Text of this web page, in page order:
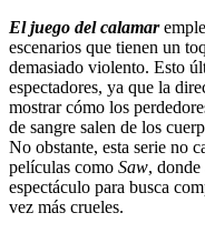
El juego del calamar
escenarios que tienen un
demasiado violento. Esto
espectadores, ya que la
mostrar cómo los
de sangre salen de los
No obstante, esta serie no
películas como Saw,
espectáculo para busca
vez más crueles.